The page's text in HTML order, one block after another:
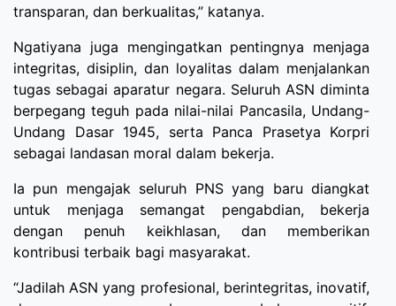
transparan, dan berkualitas,” katanya.
Ngatiyana juga mengingatkan pentingnya menjaga
integritas, disiplin, dan loyalitas dalam menjalankan
tugas sebagai aparatur negara. Seluruh ASN diminta
berpegang teguh pada nilai-nilai Pancasila, Undang-
Undang Dasar 1945, serta Panca Prasetya Korpri
sebagai landasan moral dalam bekerja.
Ia pun mengajak seluruh PNS yang baru diangkat
untuk menjaga semangat pengabdian, bekerja
dengan penuh keikhlasan, dan memberikan
kontribusi terbaik bagi masyarakat.
“Jadilah ASN yang profesional, berintegritas, inovatif,